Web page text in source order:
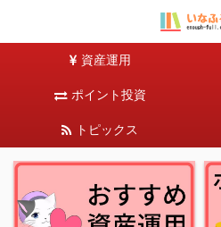
資産運用
ポイント投資
トピックス